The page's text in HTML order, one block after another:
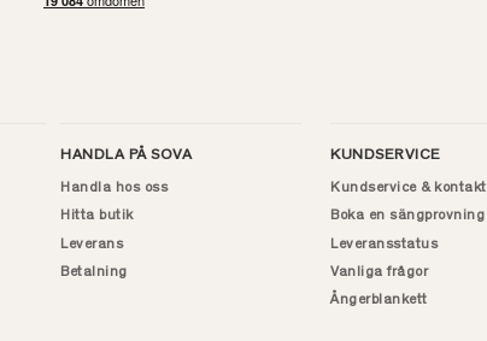
HANDLA PÅ SOVA
Handla hos oss
Hitta butik
Leverans
Betalning
KUNDSERVICE
Kundservice & kontakt
Boka en sängprovning
Leveransstatus
Vanliga frågor
Ångerblankett